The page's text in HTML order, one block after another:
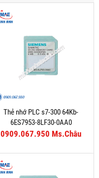
Thẻ nhớ PLC s7-300 64Kb-
6ES7953-8LF30-0AA0
0909.067.950 Ms.Châu